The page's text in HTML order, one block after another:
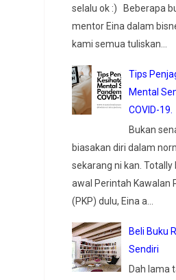
selalu ok :) Beberapa
mentor Eina dalam
kami semua tuliskan...
Tips
Mental
COVID-19.
Bukan
biasakan diri dalam
sekarang ni kan. Totally
awal Perintah Kawalan
(PKP) dulu, Eina a...
Beli Buku
Sendiri
Dah lama